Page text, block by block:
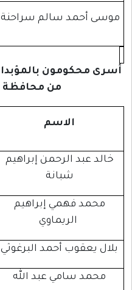
موسى أحمد سالم سراحنة
أسرى محكومون
من محافظة
الاسم
خالد عبد الرحمن إبراهيم
شبانة
محمد فهمي إبراهيم
بلال يعقوب أحمد البرغوثي
محمد سامي عبد الله